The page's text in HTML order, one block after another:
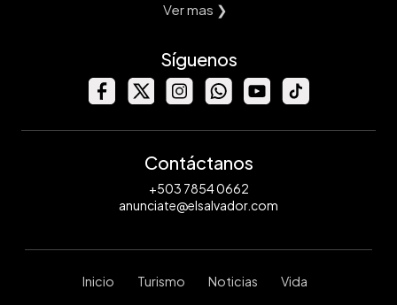
Ver mas ❯
Síguenos
Contáctanos
+503 7854 0662
anunciate@elsalvador.com
Inicio Turismo Noticias Vida